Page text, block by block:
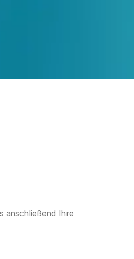
anschließend Ihre